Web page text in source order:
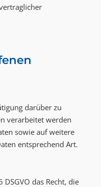
darüber zu
verarbeitet werden
sowie auf weitere
entsprechend Art.
das Recht, die